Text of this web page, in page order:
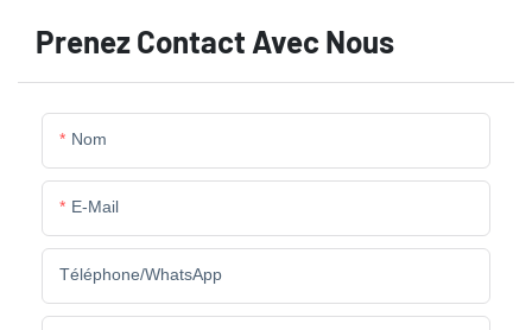
Prenez Contact Avec Nous
Nom
E-Mail
Téléphone/WhatsApp